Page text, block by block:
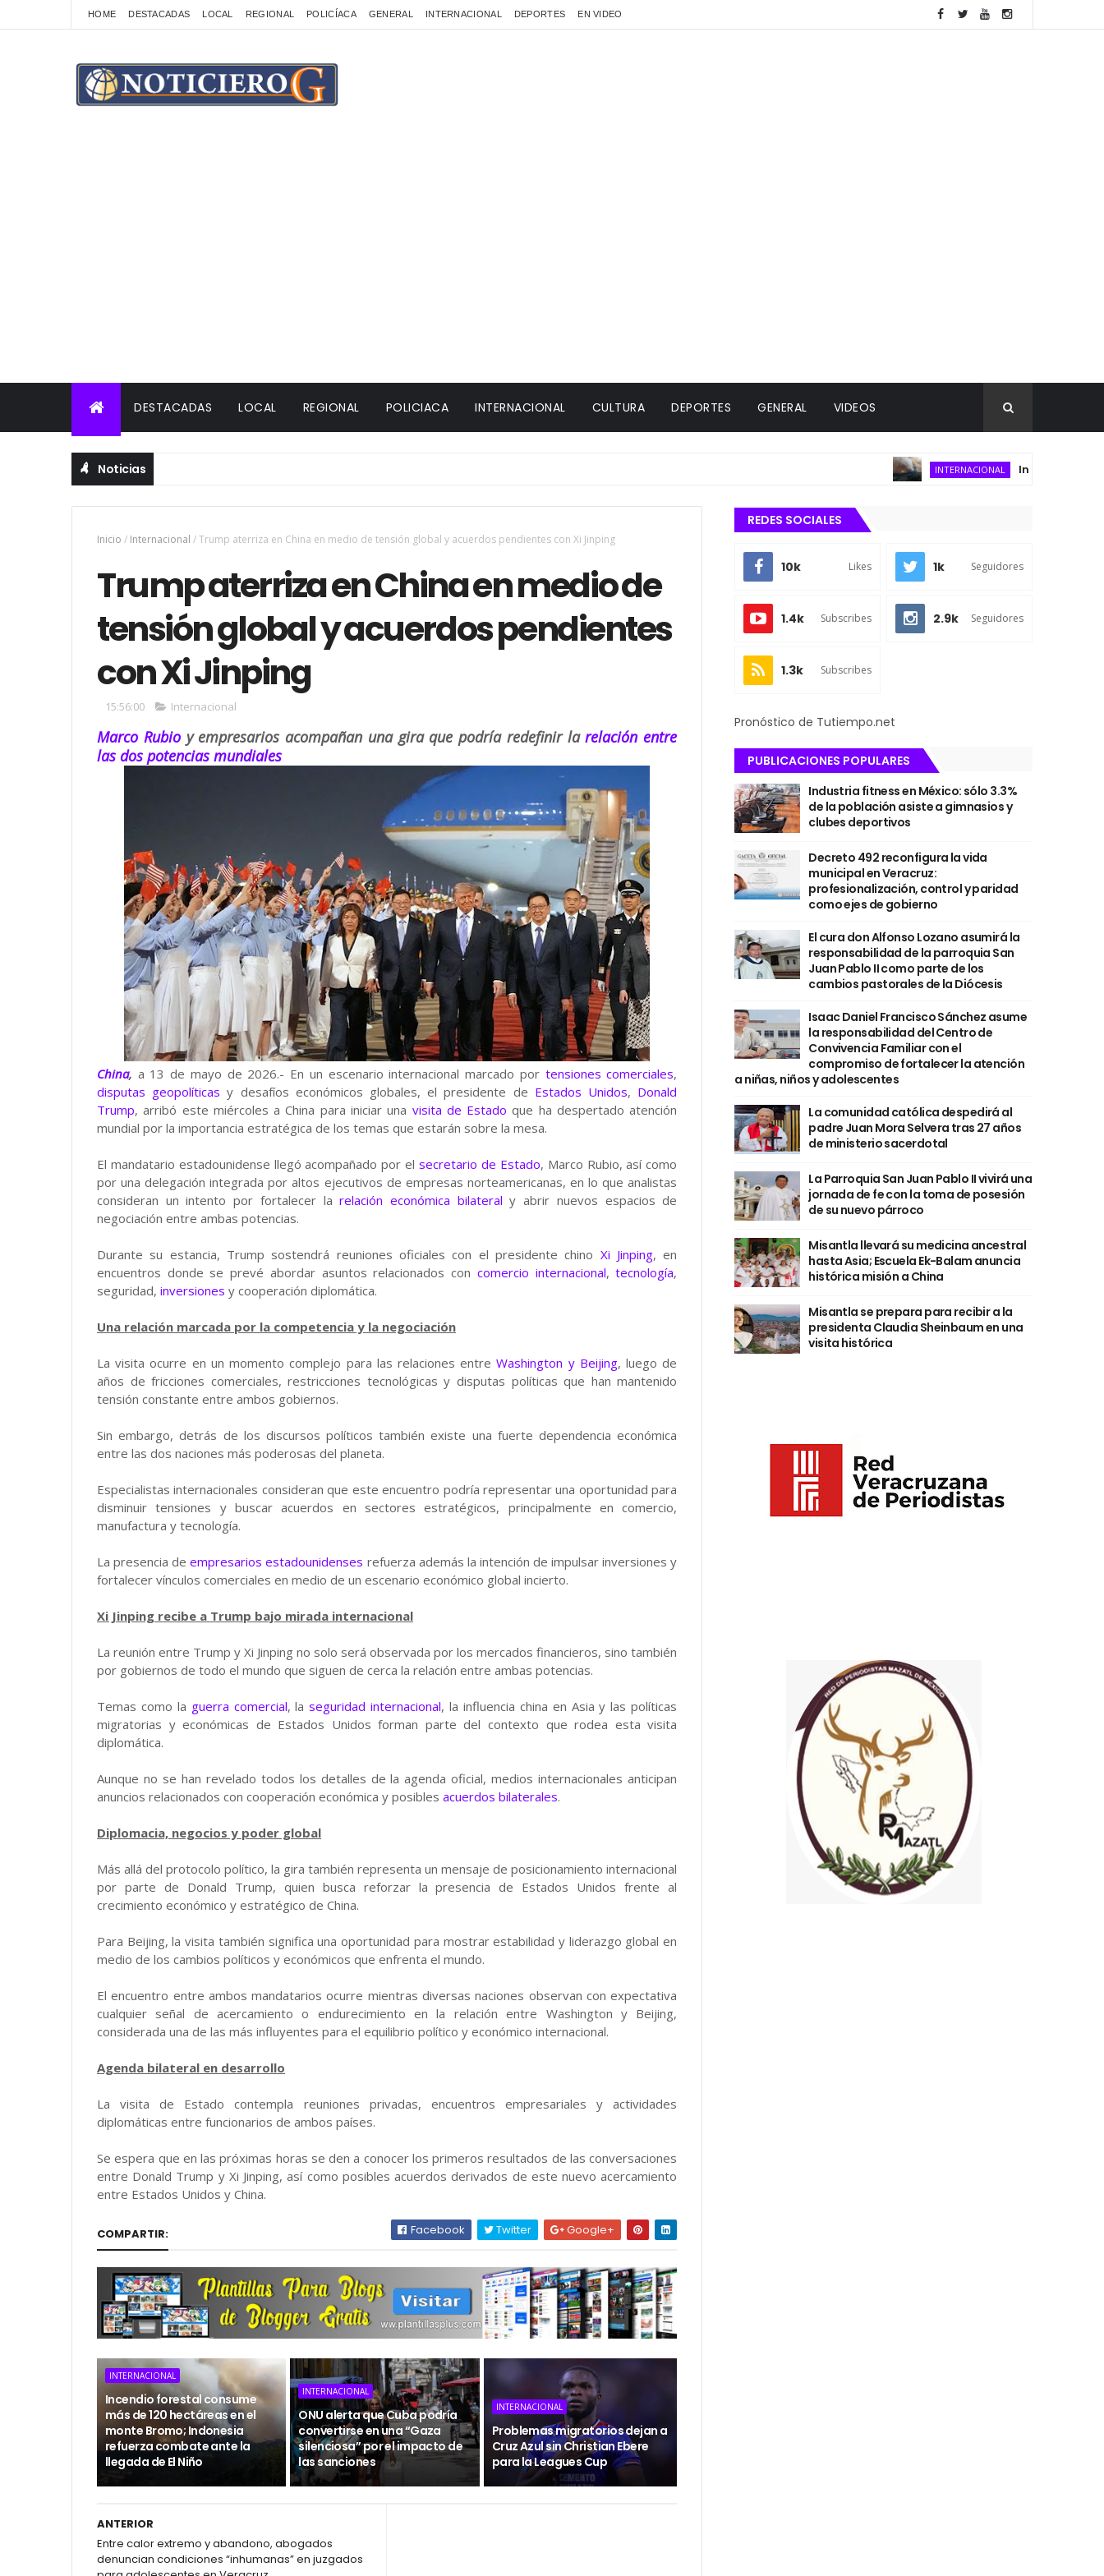
HOME DESTACADAS LOCAL REGIONAL POLICÍACA GENERAL INTERNACIONAL DEPORTES EN VIDEO
DESTACADAS LOCAL REGIONAL POLICIACA INTERNACIONAL CULTURA DEPORTES GENERAL VIDEOS
Noticias INTERNACIONAL Incendio forestal
Inicio / Internacional /Trump aterriza en China en medio de tensión global y acuerdos pendientes con Xi Jinping
Trump aterriza en China en medio de
tensión global y acuerdos pendientes
con Xi Jinping
15:56:00 Internacional
Marco Rubioy empresarios acompañan una gira que podría redefinir larelación entre
las dos potencias mundiales
China, a 13 de mayo de 2026.- En un escenario internacional marcado por tensiones comerciales,
disputas geopolíticas y desafíos económicos globales, el presidente de Estados Unidos, Donald
Trump, arribó este miércoles a China para iniciar una visita de Estado que ha despertado atención
mundial por la importancia estratégica de los temas que estarán sobre la mesa.
El mandatario estadounidense llegó acompañado por elsecretario de Estado, Marco Rubio, así como
por una delegación integrada por altos ejecutivos de empresas norteamericanas, en lo que analistas
consideran un intento por fortalecer larelación económica bilateral y abrir nuevos espacios de
negociación entre ambas potencias.
Durante su estancia, Trump sostendrá reuniones oficiales con el presidente chino Xi Jinping, en
encuentros donde se prevé abordar asuntos relacionados con comercio internacional,tecnología,
seguridad, inversiones y cooperación diplomática.
Una relación marcada por la competencia y la negociación
La visita ocurre en un momento complejo para las relaciones entreWashington y Beijing, luego de
años de fricciones comerciales, restricciones tecnológicas y disputas políticas que han mantenido
tensión constante entre ambos gobiernos.
Sin embargo, detrás de los discursos políticos también existe una fuerte dependencia económica
entre las dos naciones más poderosas del planeta.
Especialistas internacionales consideran que este encuentro podría representar una oportunidad para
disminuir tensiones y buscar acuerdos en sectores estratégicos, principalmente en comercio,
manufactura y tecnología.
La presencia deempresarios estadounidenses refuerza además la intención de impulsar inversiones y
fortalecer vínculos comerciales en medio de un escenario económico global incierto.
Xi Jinping recibe a Trump bajo mirada internacional
La reunión entre Trump y Xi Jinping no solo será observada por los mercados financieros, sino también
por gobiernos de todo el mundo que siguen de cerca la relación entre ambas potencias.
Temas como la guerra comercial, laseguridad internacional, la influencia china en Asia y las políticas
migratorias y económicas de Estados Unidos forman parte del contexto que rodea esta visita
diplomática.
Aunque no se han revelado todos los detalles de la agenda oficial, medios internacionales anticipan
anuncios relacionados con cooperación económica y posibles acuerdos bilaterales.
Diplomacia, negocios y poder global
Más allá del protocolo político, la gira también representa un mensaje de posicionamiento internacional
por parte de Donald Trump, quien busca reforzar la presencia de Estados Unidos frente al
crecimiento económico y estratégico de China.
Para Beijing, la visita también significa una oportunidad para mostrar estabilidad y liderazgo global en
medio de los cambios políticos y económicos que enfrenta el mundo.
El encuentro entre ambos mandatarios ocurre mientras diversas naciones observan con expectativa
cualquier señal de acercamiento o endurecimiento en la relación entre Washington y Beijing,
considerada una de las más influyentes para el equilibrio político y económico internacional.
Agenda bilateral en desarrollo
La visita de Estado contempla reuniones privadas, encuentros empresariales y actividades
diplomáticas entre funcionarios de ambos países.
Se espera que en las próximas horas se den a conocer los primeros resultados de las conversaciones
entre Donald Trump y Xi Jinping, así como posibles acuerdos derivados de este nuevo acercamiento
entre Estados Unidos y China.
COMPARTIR: Facebook Twitter Google+
INTERNACIONAL
Incendio forestal consume
más de 120 hectáreas en el
monte Bromo; Indonesia
refuerza combate ante la
llegada de El Niño
INTERNACIONAL
ONU alerta que Cuba podría
convertirse en una “Gaza
silenciosa” por el impacto de
las sanciones
INTERNACIONAL
Problemas migratorios dejan a
Cruz Azul sin Christian Ebere
para la Leagues Cup
ANTERIOR
Entre calor extremo y abandono, abogados
denuncian condiciones “inhumanas” en juzgados
REDES SOCIALES
10k Likes 1k Seguidores
1.4k Subscribes 2.9k Seguidores
1.3k Subscribes
Pronóstico de Tutiempo.net
PUBLICACIONES POPULARES
Industria fitness en México: sólo 3.3%
de la población asiste a gimnasios y
clubes deportivos
Decreto 492 reconfigura la vida
municipal en Veracruz:
profesionalización, control y paridad
como ejes de gobierno
El cura don Alfonso Lozano asumirá la
responsabilidad de la parroquia San
Juan Pablo II como parte de los
cambios pastorales de la Diócesis
Isaac Daniel Francisco Sánchez asume
la responsabilidad del Centro de
Convivencia Familiar con el
compromiso de fortalecer la atención
a niñas, niños y adolescentes
La comunidad católica despedirá al
padre Juan Mora Selvera tras 27 años
de ministerio sacerdotal
La Parroquia San Juan Pablo II vivirá una
jornada de fe con la toma de posesión
de su nuevo párroco
Misantla llevará su medicina ancestral
hasta Asia; Escuela Ek-Balam anuncia
histórica misión a China
Misantla se prepara para recibir a la
presidenta Claudia Sheinbaum en una
visita histórica